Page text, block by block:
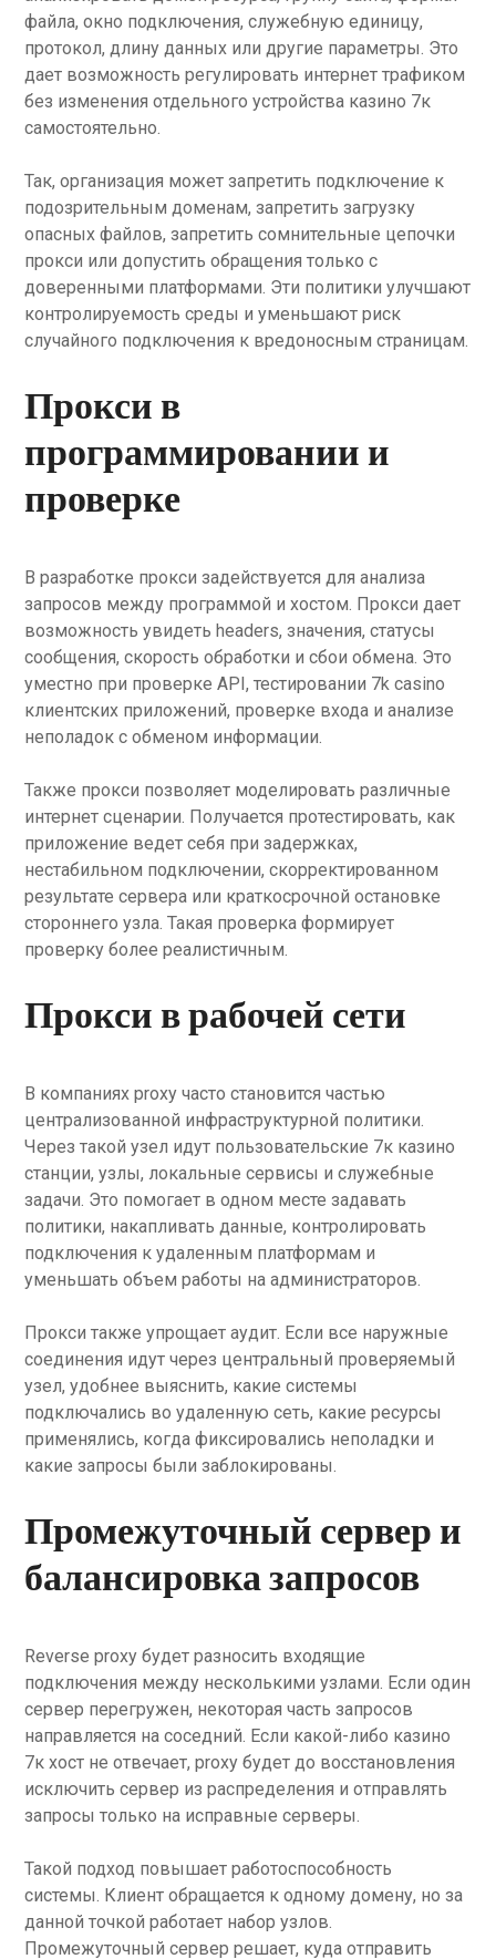
файла, окно подключения, служебную единицу,
протокол, длину данных или другие параметры. Это
дает возможность регулировать интернет трафиком
без изменения отдельного устройства казино 7к
самостоятельно.
Так, организация может запретить подключение к
подозрительным доменам, запретить загрузку
опасных файлов, запретить сомнительные цепочки
прокси или допустить обращения только с
доверенными платформами. Эти политики улучшают
контролируемость среды и уменьшают риск
случайного подключения к вредоносным страницам.
Прокси в
программировании и
проверке
В разработке прокси задействуется для анализа
запросов между программой и хостом. Прокси дает
возможность увидеть headers, значения, статусы
сообщения, скорость обработки и сбои обмена. Это
уместно при проверке API, тестировании 7k casino
клиентских приложений, проверке входа и анализе
неполадок с обменом информации.
Также прокси позволяет моделировать различные
интернет сценарии. Получается протестировать, как
приложение ведет себя при задержках,
нестабильном подключении, скорректированном
результате сервера или краткосрочной остановке
стороннего узла. Такая проверка формирует
проверку более реалистичным.
Прокси в рабочей сети
В компаниях proxy часто становится частью
централизованной инфраструктурной политики.
Через такой узел идут пользовательские 7к казино
станции, узлы, локальные сервисы и служебные
задачи. Это помогает в одном месте задавать
политики, накапливать данные, контролировать
подключения к удаленным платформам и
уменьшать объем работы на администраторов.
Прокси также упрощает аудит. Если все наружные
соединения идут через центральный проверяемый
узел, удобнее выяснить, какие системы
подключались во удаленную сеть, какие ресурсы
применялись, когда фиксировались неполадки и
какие запросы были заблокированы.
Промежуточный сервер и
балансировка запросов
Reverse proxy будет разносить входящие
подключения между несколькими узлами. Если один
сервер перегружен, некоторая часть запросов
направляется на соседний. Если какой-либо казино
7к хост не отвечает, proxy будет до восстановления
исключить сервер из распределения и отправлять
запросы только на исправные серверы.
Такой подход повышает работоспособность
системы. Клиент обращается к одному домену, но за
данной точкой работает набор узлов.
Промежуточный сервер решает, куда отправить